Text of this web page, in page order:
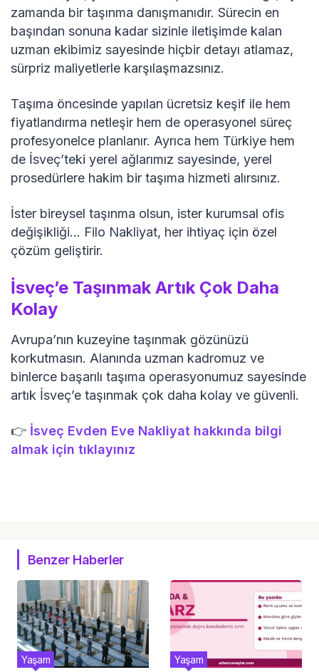
zamanda bir taşınma danışmanıdır. Sürecin en
başından sonuna kadar sizinle iletişimde kalan
uzman ekibimiz sayesinde hiçbir detayı atlamaz,
sürpriz maliyetlerle karşılaşmazsınız.
Taşıma öncesinde yapılan ücretsiz keşif ile hem
fiyatlandırma netleşir hem de operasyonel süreç
profesyonelce planlanır. Ayrıca hem Türkiye hem
de İsveç’teki yerel ağlarımız sayesinde, yerel
prosedürlere hakim bir taşıma hizmeti alırsınız.
İster bireysel taşınma olsun, ister kurumsal ofis
değişikliği… Filo Nakliyat, her ihtiyaç için özel
çözüm geliştirir.
İsveç’e Taşınmak Artık Çok Daha
Kolay
Avrupa’nın kuzeyine taşınmak gözünüzü
korkutmasın. Alanında uzman kadromuz ve
binlerce başarılı taşıma operasyonumuz sayesinde
artık İsveç’e taşınmak çok daha kolay ve güvenli.
👉 İsveç Evden Eve Nakliyat hakkında bilgi
almak için tıklayınız
Benzer Haberler
Yaşam Yaşam